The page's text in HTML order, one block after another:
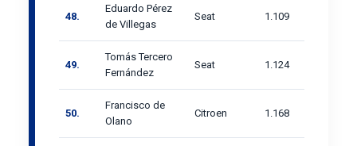
48.
Eduardo Pérez
de Villegas
Seat 1.109
49.
Tomás Tercero
Fernández
Seat 1.124
50.
Francisco de
Olano
Citroen 1.168